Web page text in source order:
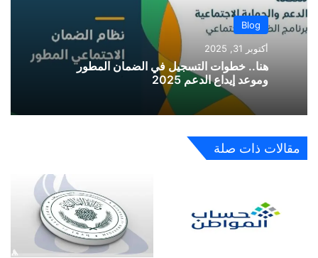
Blog
أكتوبر 31, 2025
هنا.. خطوات التسجيل في الضمان المطور
وموعد إيداع الدعم 2025
مقالات ذات صلة